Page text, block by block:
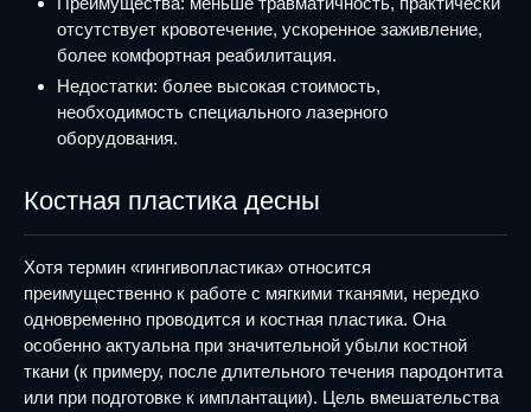
отсутствует кровотечение, ускоренное заживление,
более комфортная реабилитация.
Недостатки: более высокая стоимость,
необходимость специального лазерного
оборудования.
Костная пластика десны
Хотя термин «гингивопластика» относится
преимущественно к работе с мягкими тканями, нередко
одновременно проводится и костная пластика. Она
особенно актуальна при значительной убыли костной
ткани (к примеру, после длительного течения пародонтита
или при подготовке к имплантации). Цель вмешательства